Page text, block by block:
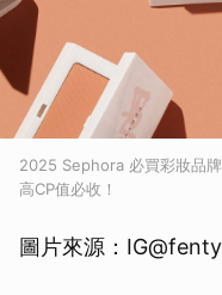
2025 Sephora 必買彩妝品
高CP值必收！
圖片來源：